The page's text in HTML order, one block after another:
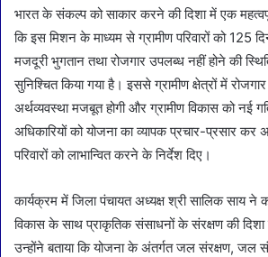
भारत के संकल्प को साकार करने की दिशा में एक
कि इस मिशन के माध्यम से ग्रामीण परिवारों को 125
मजदूरी भुगतान तथा रोजगार उपलब्ध नहीं होने की
सुनिश्चित किया गया है। इससे ग्रामीण क्षेत्रों में
अर्थव्यवस्था मजबूत होगी और ग्रामीण विकास को नई
अधिकारियों को योजना का व्यापक प्रचार-प्रसार
परिवारों को लाभान्वित करने के निर्देश दिए।
कार्यक्रम में जिला पंचायत अध्यक्ष श्री सालिक साय ने
विकास के साथ प्राकृतिक संसाधनों के संरक्षण की दिशा
उन्होंने बताया कि योजना के अंतर्गत जल संरक्षण, जल